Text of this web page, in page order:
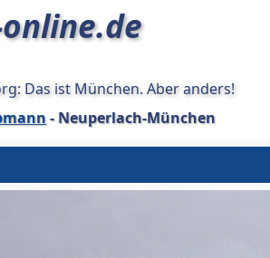
Das ist München. Aber anders!
- Neuperlach-München